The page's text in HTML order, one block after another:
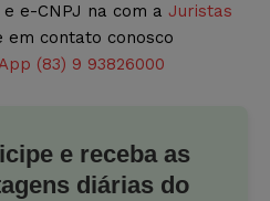
e-CNPJ na com a Juristas
em contato conosco
(83) 9 93826000
e receba as
diárias do